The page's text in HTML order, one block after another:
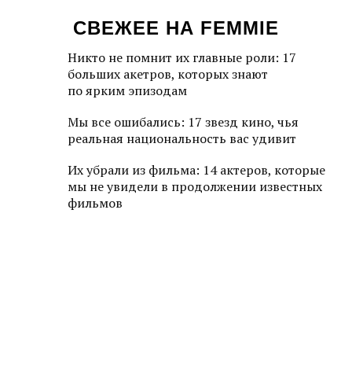
СВЕЖЕЕ НА FEMMIE
Никто не помнит их главные роли: 17
больших акетров, которых знают
по ярким эпизодам
Мы все ошибались: 17 звезд кино, чья
реальная национальность вас удивит
Их убрали из фильма: 14 актеров, которые
мы не увидели в продолжении известных
фильмов